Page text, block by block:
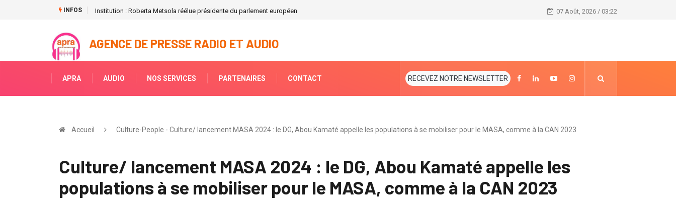
INFOS Institution : Roberta Metsola réélue présidente du parlement européen société : Un braqueur abattu à Adjamé 220
07 Août, 2026 / 03:22
AGENCE DE PRESSE RADIO ET AUDIO
APRA AUDIO NOS SERVICES PARTENAIRES CONTACT RECEVEZ NOTRE NEWSLETTER
Accueil Culture-People - Culture/ lancement MASA 2024 : le DG, Abou Kamaté appelle les populations à se mobiliser pour le MASA, comme à la CAN 2023
Culture/ lancement MASA 2024 : le DG, Abou Kamaté appelle les
populations à se mobiliser pour le MASA, comme à la CAN 2023